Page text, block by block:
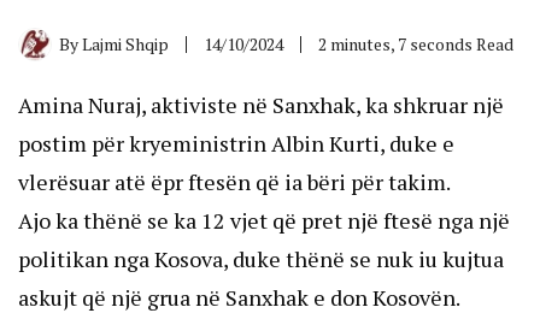
ByLajmi Shqip 14/10/2024 2 minutes, 7 seconds Read
Amina Nuraj, aktiviste në Sanxhak, ka shkruar një
postim për kryeministrin Albin Kurti, duke e
vlerësuar atë ëpr ftesën që ia bëri për takim.
Ajo ka thënë se ka 12 vjet që pret një ftesë nga një
politikan nga Kosova, duke thënë se nuk iu kujtua
askujt që një grua në Sanxhak e don Kosovën.